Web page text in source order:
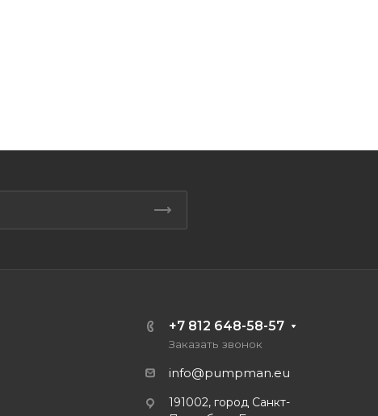
+7 812 648-58-57
Заказать звонок
info@pumpman.eu
191002, город Санкт-